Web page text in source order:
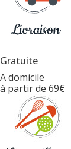
Gratuite
A domicile
à partir de 69€